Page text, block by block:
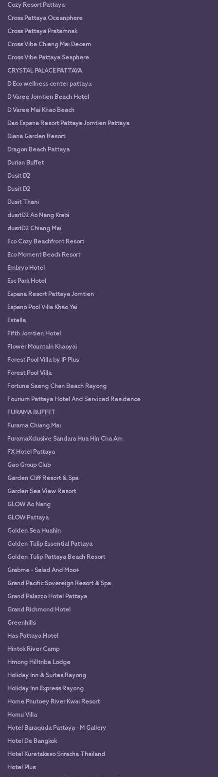
Cozy Resort Pattaya
Cross Pattaya Oceanphere
Cross Pattaya Pratamnak
Cross Vibe Chiang Mai Decem
Cross Vibe Pattaya Seaphere
CRYSTAL PALACE PATTAYA
D Eco wellness center pattaya
D Varee Jomtien Beach Hotel
D Varee Mai Khao Beach
Dao Espana Resort Pattaya Jomtien Pattaya
Diana Garden Resort
Dragon Beach Pattaya
Durian Buffet
Dusit D2
Dusit D2
Dusit Thani
dusitD2 Ao Nang Krabi
dusitD2 Chiang Mai
Eco Cozy Beachfront Resort
Eco Moment Beach Resort
Embryo Hotel
Esc Park Hotel
Espana Resort Pattaya Jomtien
Espano Pool Villa Khao Yai
Estella
Fifth Jomtien Hotel
Flower Mountain Khaoyai
Forest Pool Villa by IP Plus
Forest Pool Villa
Fortune Saeng Chan Beach Rayong
Fourium Pattaya Hotel And Serviced Residence
FURAMA BUFFET
Furama Chiang Mai
FuramaXclusive Sandara Hua Hin Cha Am
FX Hotel Pattaya
Gao Group Club
Garden Cliff Resort & Spa
Garden Sea View Resort
GLOW Ao Nang
GLOW Pattaya
Golden Sea Huahin
Golden Tulip Essential Pattaya
Golden Tulip Pattaya Beach Resort
Grabme - Salad And Moo+
Grand Pacific Sovereign Resort & Spa
Grand Palazzo Hotel Pattaya
Grand Richmond Hotel
Greenhills
Has Pattaya Hotel
Hintok River Camp
Hmong Hilltribe Lodge
Holiday Inn & Suites Rayong
Holiday Inn Express Rayong
Home Phutoey River Kwai Resort
Homu Villa
Hotel Baraquda Pattaya - M Gallery
Hotel De Bangkok
Hotel Kuretakeso Sriracha Thailand
Hotel Plus